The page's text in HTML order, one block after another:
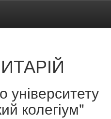
університету
колегіум"